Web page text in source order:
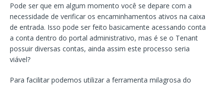
Pode ser que em algum momento você se depare com a
necessidade de verificar os encaminhamentos ativos na caixa
de entrada. Isso pode ser feito basicamente acessando conta
a conta dentro do portal administrativo, mas é se o Tenant
possuir diversas contas, ainda assim este processo seria
viável?
Para facilitar podemos utilizar a ferramenta milagrosa do